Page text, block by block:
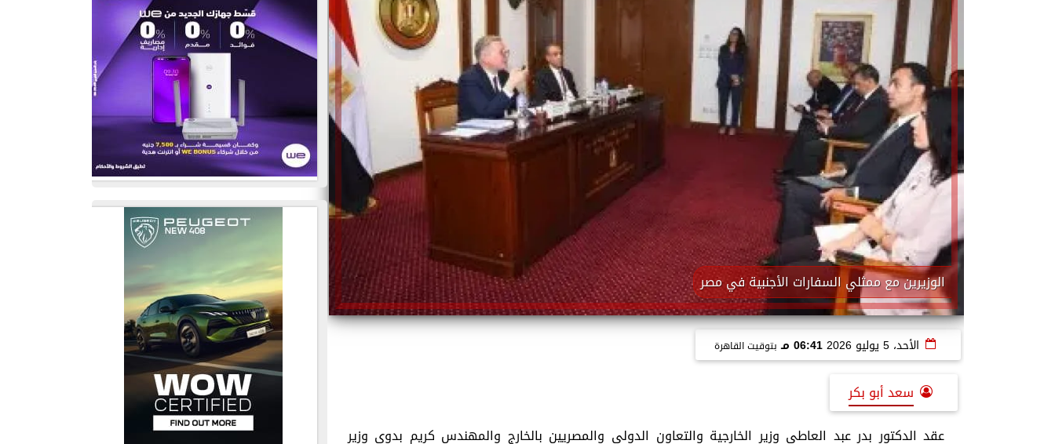
الوزيرين مع ممثلي السفارات الأجنبية في مصر
الأحد، 5 يوليو 2026 06:41 مـ بتوقيت القاهرة
سعد أبو بكر
عقد الدكتور بدر عبد العاطي وزير الخارجية والتعاون الدولي والمصريين بالخارج والمهندس كريم بدوي وزير